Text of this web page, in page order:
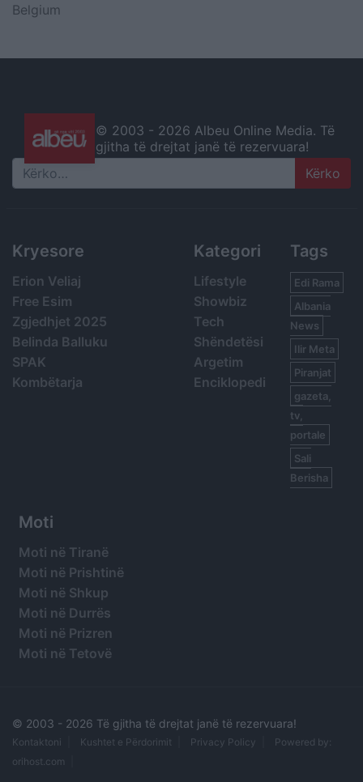
Belgium
© 2003 - 2026 Albeu Online Media. Të
gjitha të drejtat janë të rezervuara!
Search
Kryesore
Erion Veliaj
Free Esim
Zgjedhjet 2025
Belinda Balluku
SPAK
Kombëtarja
Kategori
Lifestyle
Showbiz
Tech
Shëndetësi
Argetim
Enciklopedi
Tags
Edi Rama
Albania
News
Ilir Meta
Piranjat
gazeta,
tv,
portale
Sali
Berisha
Moti
Moti në Tiranë
Moti në Prishtinë
Moti në Shkup
Moti në Durrës
Moti në Prizren
Moti në Tetovë
© 2003 - 2026 Të gjitha të drejtat janë të rezervuara!
Kontaktoni Kushtet e Përdorimit Privacy Policy
Powered by:
orihost.com